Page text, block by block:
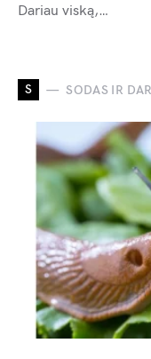
Dariau viską,…
S SODAS IR